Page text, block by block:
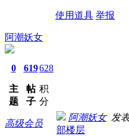
使用道具 举报
阿潮妖女
0
主
题
619
帖
子
628
积
分
高级会员
阿潮妖女发表
部楼层